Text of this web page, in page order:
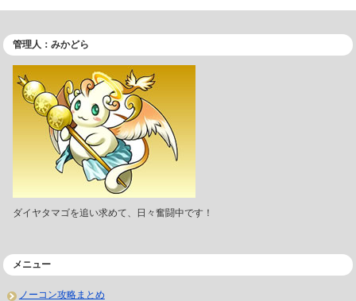
管理人：みかどら
ダイヤタマゴを追い求めて、日々奮闘中です！
メニュー
ノーコン攻略まとめ